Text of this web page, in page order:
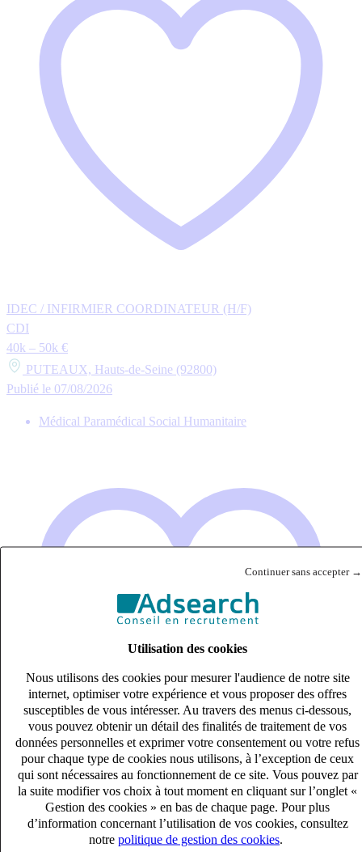
Continuer sans accepter →
Utilisation des cookies
Nous utilisons des cookies pour mesurer l'audience de notre site
internet, optimiser votre expérience et vous proposer des offres
susceptibles de vous intéresser. Au travers des menus ci-dessous,
vous pouvez obtenir un détail des finalités de traitement de vos
données personnelles et exprimer votre consentement ou votre refus
pour chaque type de cookies nous utilisons, à l’exception de ceux
qui sont nécessaires au fonctionnement de ce site. Vous pouvez par
la suite modifier vos choix à tout moment en cliquant sur l’onglet «
Gestion des cookies » en bas de chaque page. Pour plus
d’information concernant l’utilisation de vos cookies, consultez
notre politique de gestion des cookies
IDEC / INFIRMIER COORDINATEUR (H/F)
CDI
40k – 50k €
PUTEAUX, Hauts-de-Seine (92800)
Publié le 07/08/2026
Médical Paramédical Social Humanitaire
INFIRMIER REFERENT (H/F)
CDI